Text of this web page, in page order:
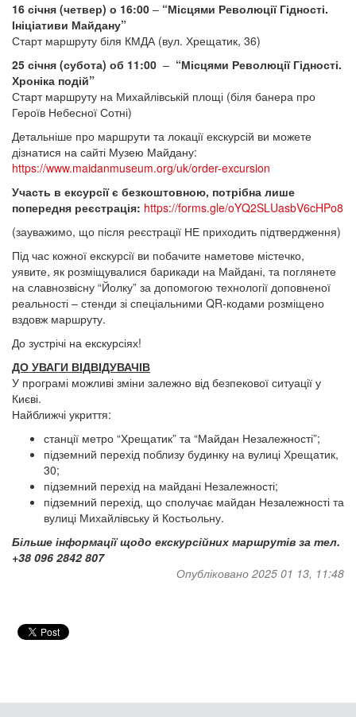
16 січня (четвер) о 16:00 – “Місцями Революції Гідності.
Ініціативи Майдану”
Старт маршруту біля КМДА (вул. Хрещатик, 36)
25 січня (субота) об 11:00 – “Місцями Революції Гідності.
Хроніка подій”
Старт маршруту на Михайлівській площі (біля банера про
Героїв Небесної Сотні)
Детальніше про маршрути та локації екскурсій ви можете
дізнатися на сайті Музею Майдану:
https://www.maidanmuseum.org/uk/order-excursion
Участь в ексурсії є безкоштовною, потрібна лише
попередня реєстрація: https://forms.gle/oYQ2SLUasbV6cHPo8
(зауважимо, що після реєстрації НЕ приходить підтвердження)
Під час кожної екскурсії ви побачите наметове містечко,
уявите, як розміщувалися барикади на Майдані, та поглянете
на славнозвісну “Йолку” за допомогою технології доповненої
реальності – стенди зі спеціальними QR-кодами розміщено
вздовж маршруту.
До зустрічі на екскурсіях!
ДО УВАГИ ВІДВІДУВАЧІВ
У програмі можливі зміни залежно від безпекової ситуації у
Києві.
Найближчі укриття:
станції метро “Хрещатик” та “Майдан Незалежності”;
підземний перехід поблизу будинку на вулиці Хрещатик,
30;
підземний перехід на майдані Незалежності;
підземний перехід, що сполучає майдан Незалежності та
вулиці Михайлівську й Костьольну.
Більше інформації щодо екскурсійних маршрутів за тел.
+38 096 2842 807
Опубліковано 2025 01 13, 11:48